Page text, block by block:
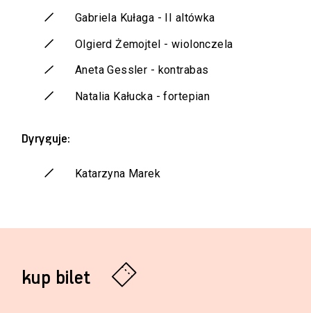
kup bilet
Gabriela Kułaga - II altówka
Olgierd Żemojtel - wiolonczela
Aneta Gessler - kontrabas
Natalia Kałucka - fortepian
Dyryguje:
Katarzyna Marek